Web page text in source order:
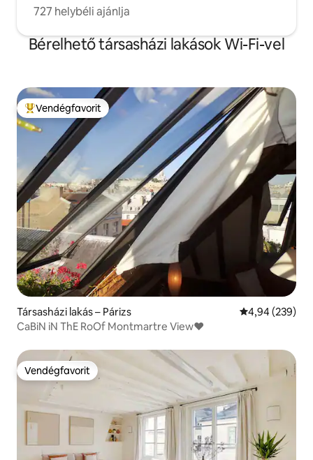
727 helybéli ajánlja
Bérelhető társasházi lakások Wi-Fi-vel
Kiemelt vendégfavorit
Vendégfavorit
Társasházi lakás – Párizs Átlagos
4,94 (239)
CaBiN iN ThE RoOf Montmartre View♥
Vendégfavorit
Vendégfavorit